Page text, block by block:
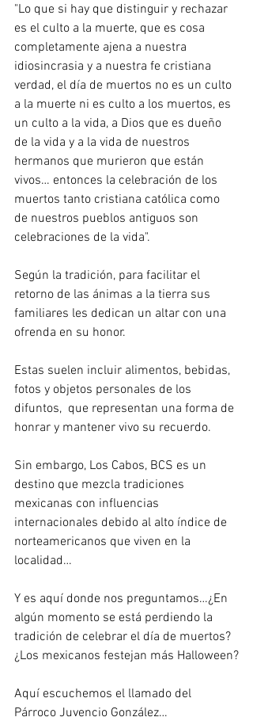
"Lo que si hay que distinguir y rechazar
es el culto a la muerte, que es cosa
completamente ajena a nuestra
idiosincrasia y a nuestra fe cristiana
verdad, el día de muertos no es un culto
a la muerte ni es culto a los muertos, es
un culto a la vida, a Dios que es dueño
de la vida y a la vida de nuestros
hermanos que murieron que están
vivos… entonces la celebración de los
muertos tanto cristiana católica como
de nuestros pueblos antiguos son
celebraciones de la vida".
Según la tradición, para facilitar el
retorno de las ánimas a la tierra sus
familiares les dedican un altar con una
ofrenda en su honor.
Estas suelen incluir alimentos, bebidas,
fotos y objetos personales de los
difuntos,  que representan una forma de
honrar y mantener vivo su recuerdo.
Sin embargo, Los Cabos, BCS es un
destino que mezcla tradiciones
mexicanas con influencias
internacionales debido al alto índice de
norteamericanos que viven en la
localidad…
Y es aquí donde nos preguntamos…¿En
algún momento se está perdiendo la
tradición de celebrar el día de muertos?
¿Los mexicanos festejan más Halloween?
Aquí escuchemos el llamado del
Párroco Juvencio González…